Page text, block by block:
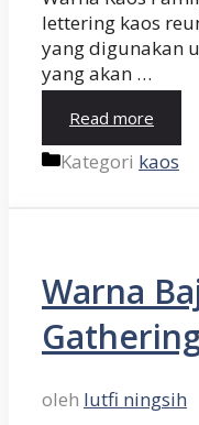
lettering kaos
yang digunakan
yang akan …
Read more
Kategori kaos
Warna
oleh lutfi ningsih